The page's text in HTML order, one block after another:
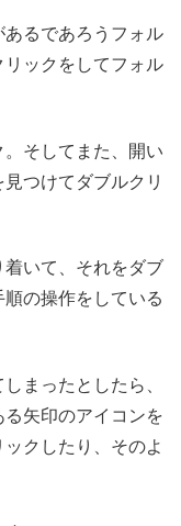
るであろうフォル
ックをしてフォル
そしてまた、開い
つけてダブルクリ
いて、それをダブ
の操作をしている
まったとしたら、
矢印のアイコンを
クしたり、そのよ